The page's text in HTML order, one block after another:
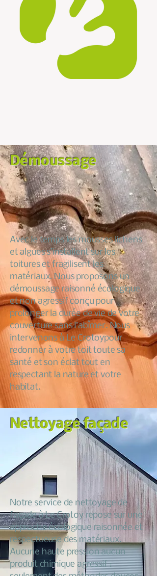
Démoussage
Avec le temps les mousses lichens
et algues s’installent sur les
toitures et fragilisent les
matériaux. Nous proposons un
démoussage raisonné écologique
et non agressif conçu pour
prolonger la durée de vie de votre
couverture sans l’abîmer. Nous
intervenons à Le Crotoypour
redonner à votre toit toute sa
santé et son éclat tout en
respectant la nature et votre
habitat.
Nettoyage façade
Notre service de nettoyage de
façade à Le Crotoy repose sur une
approche écologique raisonnée et
respectueuse des matériaux.
Aucune haute pression aucun
produit chimique agressif :